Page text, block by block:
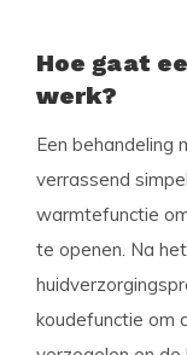
Hoe gaat
werk?
Een behandeling
verrassend
warmtefunctie
te openen. Na
koudefunctie om